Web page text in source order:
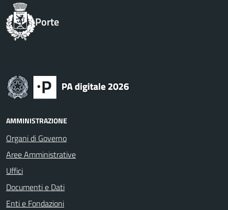
Porte
AMMINISTRAZIONE
Organi di Governo
Aree Amministrative
Uffici
Documenti e Dati
Enti e Fondazioni